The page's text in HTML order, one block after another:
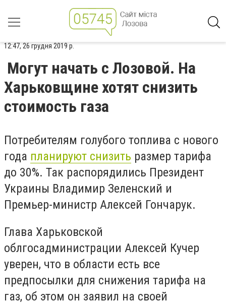
12:47, 26 грудня 2019 р.
Могут начать с Лозовой. На
Харьковщине хотят снизить
стоимость газа
Потребителям голубого топлива с нового
года планируют снизить размер тарифа
до 30%. Так распорядились Президент
Украины Владимир Зеленский и
Премьер-министр Алексей Гончарук.
Глава Харьковской
облгосадминистрации Алексей Кучер
уверен, что в области есть все
предпосылки для снижения тарифа на
газ, об этом он заявил на своей